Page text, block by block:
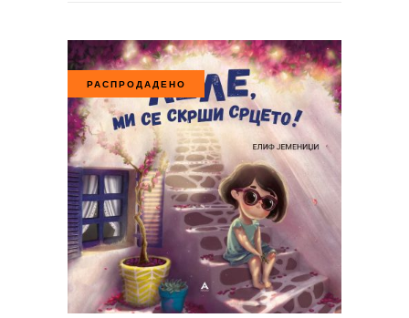
РАСПРОДАДЕНО